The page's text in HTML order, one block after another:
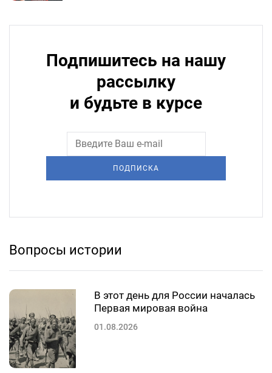
Подпишитесь на нашу
рассылку
и будьте в курсе
ПОДПИСКА
Вопросы истории
В этот день для России началась
Первая мировая война
01.08.2026